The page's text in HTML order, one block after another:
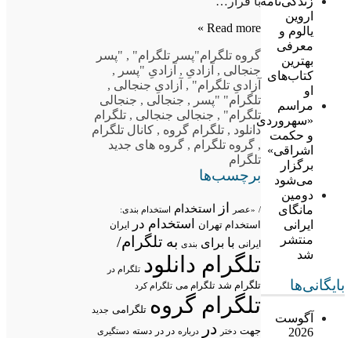
اروین
یالوم و
معرفی
بهترین
کتاب‌های
او
مراسم
«سهروردی
و حکمت
اشراقی»
برگزار
می‌شود
دومین
مانگای
ایرانی
منتشر
شد
بایگانی‌ها
آگوست
2026
Read more »
گروه تلگرام"پسر تلگرام" , "پسر
جنجالی , آزادیِ , آزادیِ "پسر ,
آزادیِ تلگرام" , آزادیِ جنجالی ,
تلگرام" "پسر , جنجالی , جنجالی
تلگرام" , جنجالی جنجالی , تلگرام
دانلود , تلگرام گروه , کانال تلگرام
, گروه تلگرام , گروه های جدید
تلگرام
برچسب‌ها
/ «عصر از استخدام استخدام بندی:
استخدام تهران استخدام در ایران
ایرانی با برای بندی به تلگرام/
تلگرام دانلود تلگرام در
تلگرام شد تلگرام می تلگرام کرد
تلگرام گروه تلگرامی جدید
جهت دختر در درباره در در دسته دستگیری